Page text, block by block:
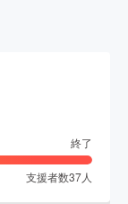
終了
支援者数37人